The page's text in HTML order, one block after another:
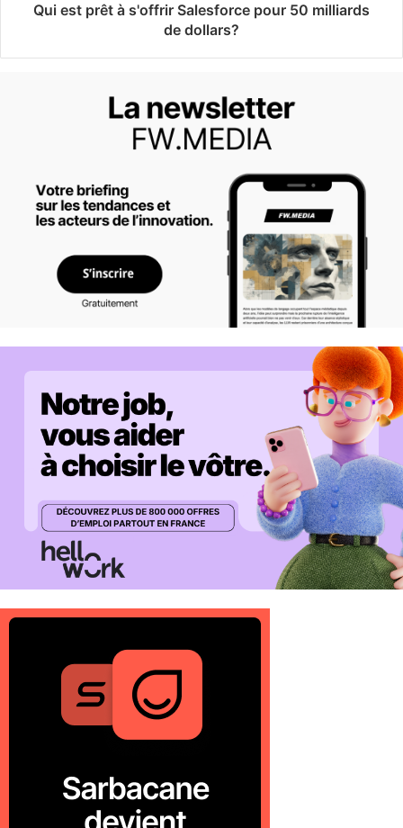
Qui est prêt à s'offrir Salesforce pour 50 milliards
de dollars?